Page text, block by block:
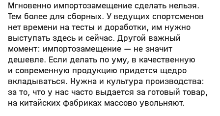
Мгновенно импортозамещение сделать нельзя.
Тем более для сборных. У ведущих спортсменов
нет времени на тесты и доработки, им нужно
выступать здесь и сейчас. Другой важный
момент: импортозамещение — не значит
дешевле. Если делать по уму, в качественную
и современную продукцию придется щедро
вкладываться. Нужна и культура производства:
за то, что у нас часто выдается за готовый товар,
на китайских фабриках массово увольняют.